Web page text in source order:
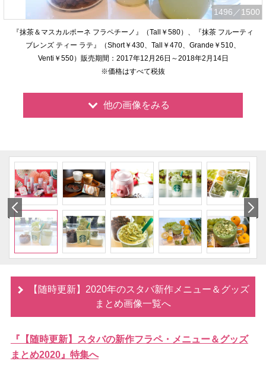
1496 ／1500
『抹茶＆マスカルポーネ フラペチーノ』（Tall￥580）、『抹茶 フルーティ
ブレンズ ティー ラテ』（Short￥430、Tall￥470、Grande￥510、
Venti￥550）販売期間：2017年12月26日～2018年2月14日
※価格はすべて税抜
他の画像をみる
【随時更新】2020年のスタバ新作メニュー＆グッズ
まとめ画像一覧へ
『【随時更新】スタバの新作フラペ・メニュー＆グッズ
まとめ2020』特集へ